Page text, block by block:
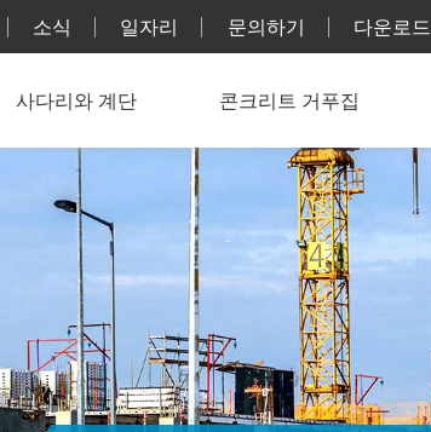
소식 일자리 문의하기 다운로드
사다리와 계단 콘크리트 거푸집